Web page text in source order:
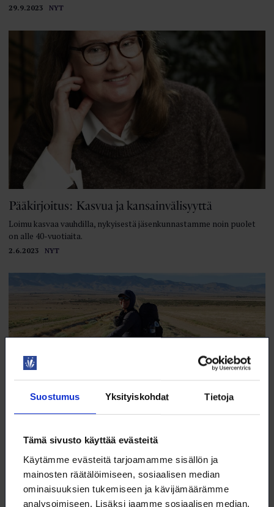
Suostumus Yksityiskohdat Tietoja
Tämä sivusto käyttää evästeitä
Käytämme evästeitä tarjoamamme sisällön ja
mainosten räätälöimiseen, sosiaalisen median
ominaisuuksien tukemiseen ja kävijämäärämme
analysoimiseen. Lisäksi jaamme sosiaalisen median,
29.9.2023 NYT
2.6.2023 NYT
Pääkirjoitus: Kasvua ja kansainvälisyyttä
Loimu kasvaa vauhdilla, nykyisestä jäsenkunnastamme noin puolet
on alle 40-vuotiaita.
2.6.2023 TYÖELÄMÄ
Vastapaino: Pitkä matka irti työstä
Väitöskirjatutkija Katariina Perkonoja rentoutuu vapaa-ajallaan
pitkänmatkan vaelluksilla.